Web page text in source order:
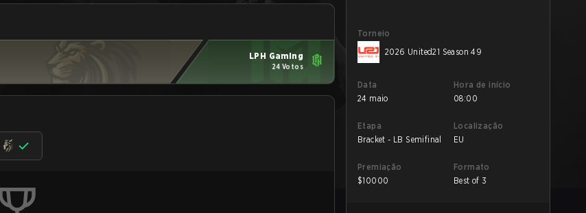
LPH Gaming
24 Votos
Torneio
2026 United21 Season 49
Data
24 maio
Hora de início
08:00
Etapa
Bracket - LB Semifinal
Localização
EU
Premiação
$10000
Formato
Best of 3